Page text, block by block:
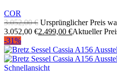
COR
3.052,00€ Ursprünglicher Preis
3.052,00 €2.499,00 €Aktueller
-31%
Schnellansicht